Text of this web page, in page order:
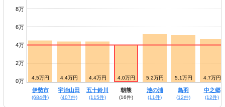
8万
6万
4万
2万
0万
4.7万円 4.5万円 4.4万円 4.4万円 4.0万円 5.2万円 5.1万円 4.7万円
伊勢市
(684件)
宇治山田
(407件)
五十鈴川
(115件)
朝熊
(16件)
池の浦
(11件)
鳥羽
(12件)
中之郷
(12件)